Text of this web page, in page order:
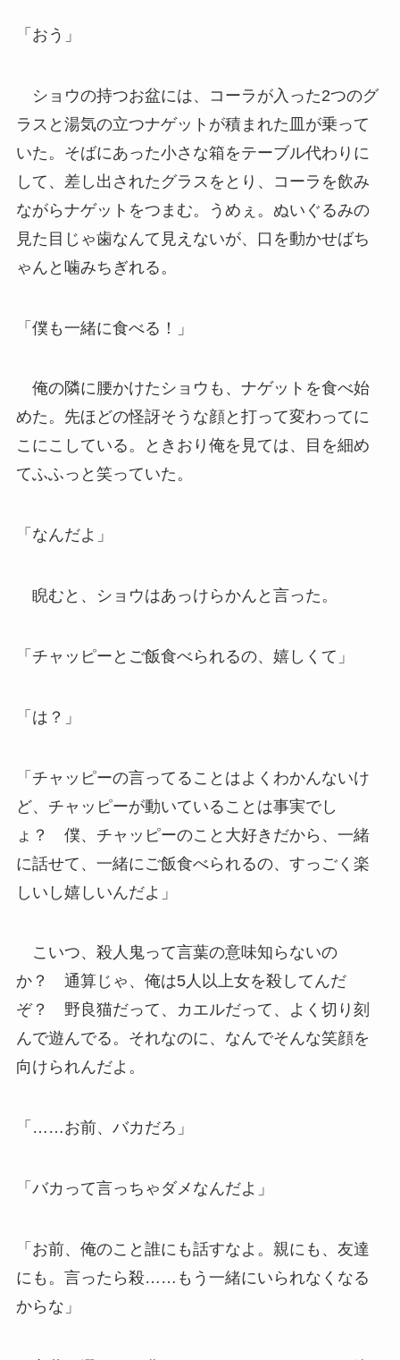
「おう」
ショウの持つお盆には、コーラが入った2つのグ
ラスと湯気の立つナゲットが積まれた皿が乗って
いた。そばにあった小さな箱をテーブル代わりに
して、差し出されたグラスをとり、コーラを飲み
ながらナゲットをつまむ。うめぇ。ぬいぐるみの
見た目じゃ歯なんて見えないが、口を動かせばち
ゃんと噛みちぎれる。
「僕も一緒に食べる！」
俺の隣に腰かけたショウも、ナゲットを食べ始
めた。先ほどの怪訝そうな顔と打って変わってに
こにこしている。ときおり俺を見ては、目を細め
てふふっと笑っていた。
「なんだよ」
睨むと、ショウはあっけらかんと言った。
「チャッピーとご飯食べられるの、嬉しくて」
「は？」
「チャッピーの言ってることはよくわかんないけ
ど、チャッピーが動いていることは事実でし
ょ？ 僕、チャッピーのこと大好きだから、一緒
に話せて、一緒にご飯食べられるの、すっごく楽
しいし嬉しいんだよ」
こいつ、殺人鬼って言葉の意味知らないの
か？ 通算じゃ、俺は5人以上女を殺してんだ
ぞ？ 野良猫だって、カエルだって、よく切り刻
んで遊んでる。それなのに、なんでそんな笑顔を
向けられんだよ。
「……お前、バカだろ」
「バカって言っちゃダメなんだよ」
「お前、俺のこと誰にも話すなよ。親にも、友達
にも。言ったら殺……もう一緒にいられなくなる
からな」